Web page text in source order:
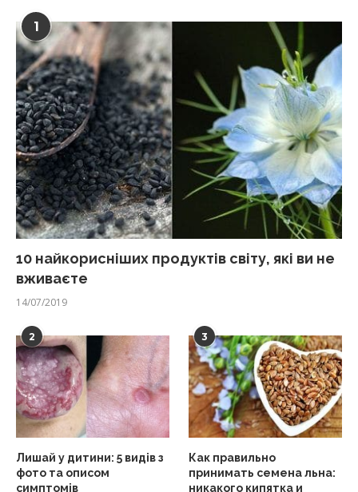
1
10 найкорисніших продуктів світу, які ви не
вживаєте
14/07/2019
2
Лишай у дитини: 5 видів з
фото та описом
симптомів
3
Как правильно
принимать семена льна:
никакого кипятка и